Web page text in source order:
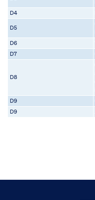
D4
D5
D6
D7
D8
D9
D9